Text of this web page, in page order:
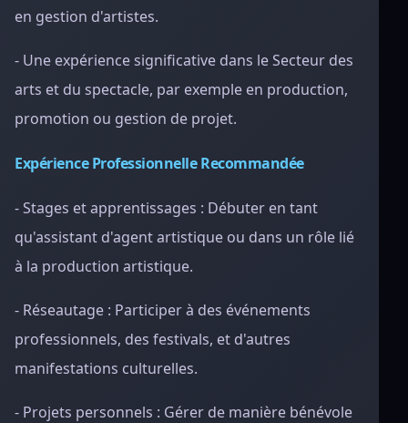
en gestion d'artistes.
- Une expérience significative dans le Secteur des
arts et du spectacle, par exemple en production,
promotion ou gestion de projet.
Expérience Professionnelle Recommandée
- Stages et apprentissages : Débuter en tant
qu'assistant d'agent artistique ou dans un rôle lié
à la production artistique.
- Réseautage : Participer à des événements
professionnels, des festivals, et d'autres
manifestations culturelles.
- Projets personnels : Gérer de manière bénévole